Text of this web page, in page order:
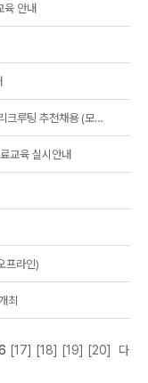
안내
앰코테크놀로지코리아(주) 2022 하반기 광운대 리크루팅 추천채용 (모의면접 신청시간 연장)
교육 실시안내
프라인)
최
[17] [18] [19] [20]
다